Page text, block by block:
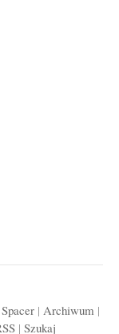
Spacer| Archiwum |
| Szukaj